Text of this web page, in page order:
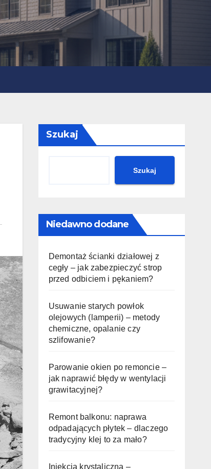
Szukaj
Szukaj
Niedawno dodane
Demontaż ścianki działowej z
cegły – jak zabezpieczyć strop
przed odbiciem i pękaniem?
Usuwanie starych powłok
olejowych (lamperii) – metody
chemiczne, opalanie czy
szlifowanie?
Parowanie okien po remoncie –
jak naprawić błędy w wentylacji
grawitacyjnej?
Remont balkonu: naprawa
odpadających płytek – dlaczego
tradycyjny klej to za mało?
Iniekcja krystaliczna –